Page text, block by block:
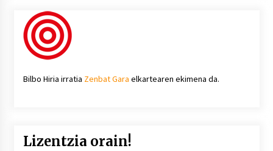
Bilbo Hiria irratia Zenbat Gara elkartearen ekimena da.
Lizentzia orain!